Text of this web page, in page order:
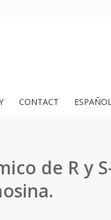
CONTACT
de R y